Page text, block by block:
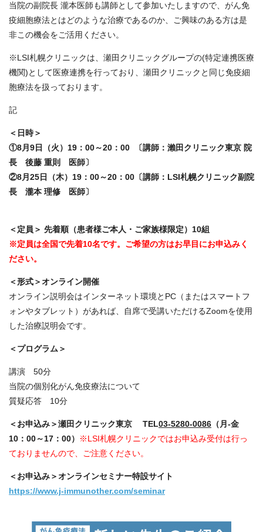
当院の副院長 瀧本医師も講師として参加いたしますので、がん免
疫細胞療法とはどのような治療であるのか、ご興味のある方は是
非この機会をご活用ください。
※LSI札幌クリニックは、瀬田クリニックグループの(特定連携医療
機関)として医療連携を行っており、瀬田クリニックと同じ免疫細
胞療法を扱っております。
記
＜日時＞
①8月9日（火）19：00～20：00 〔講師：瀨田クリニック東京 院
長 後藤 重則 医師〕
②8月25日（木）19：00～20：00〔講師：LSI札幌クリニック副院
長 瀧本 理修 医師〕
＜定員＞ 先着順（患者様ご本人・ご家族様限定）10組
※定員は全国で先着10名です。ご希望の方はお早目にお申込みく
ださい。
＜形式＞オンライン開催
オンライン説明会はインターネット環境とPC（またはスマートフ
ォンやタブレット）があれば、自席で受講いただけるZoomを使用
した治療説明会です。
＜プログラム＞
講演 50分
当院の個別化がん免疫療法について
質疑応答 10分
＜お申込み＞瀬田クリニック東京 TEL03-5280-0086 （月-金
10：00～17：00）
※LSI札幌クリニックではお申込み受付は行っ
ておりませんので、ご注意ください。
＜お申込み＞オンラインセミナー特設サイト
https://www.j-immunother.com/seminar